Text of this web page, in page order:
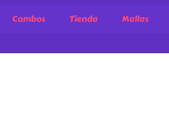
Combos Tienda Mallas